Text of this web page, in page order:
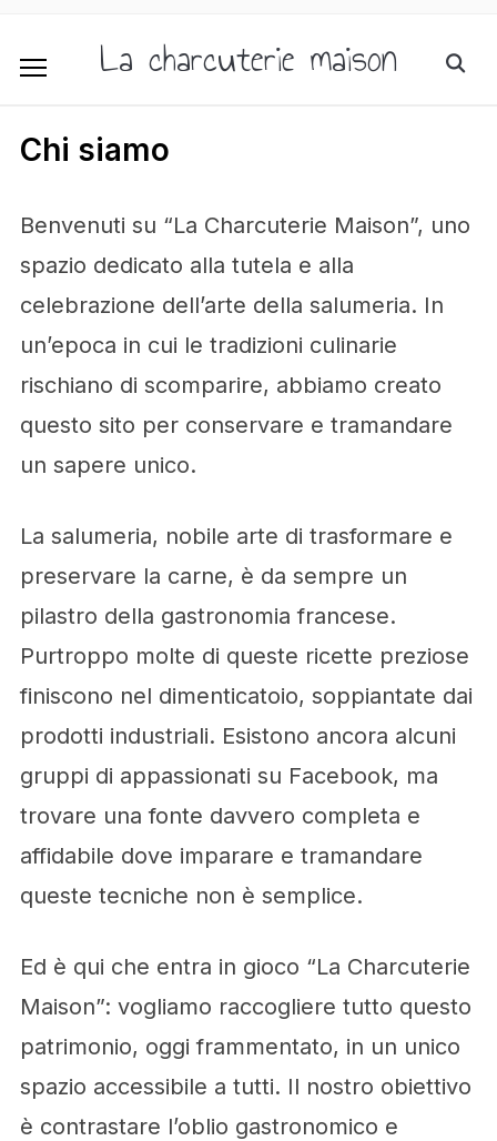
La charcuterie maison
Chi siamo
Benvenuti su “La Charcuterie Maison”, uno
spazio dedicato alla tutela e alla
celebrazione dell’arte della salumeria. In
un’epoca in cui le tradizioni culinarie
rischiano di scomparire, abbiamo creato
questo sito per conservare e tramandare
un sapere unico.
La salumeria, nobile arte di trasformare e
preservare la carne, è da sempre un
pilastro della gastronomia francese.
Purtroppo molte di queste ricette preziose
finiscono nel dimenticatoio, soppiantate dai
prodotti industriali. Esistono ancora alcuni
gruppi di appassionati su Facebook, ma
trovare una fonte davvero completa e
affidabile dove imparare e tramandare
queste tecniche non è semplice.
Ed è qui che entra in gioco “La Charcuterie
Maison”: vogliamo raccogliere tutto questo
patrimonio, oggi frammentato, in un unico
spazio accessibile a tutti. Il nostro obiettivo
è contrastare l’oblio gastronomico e